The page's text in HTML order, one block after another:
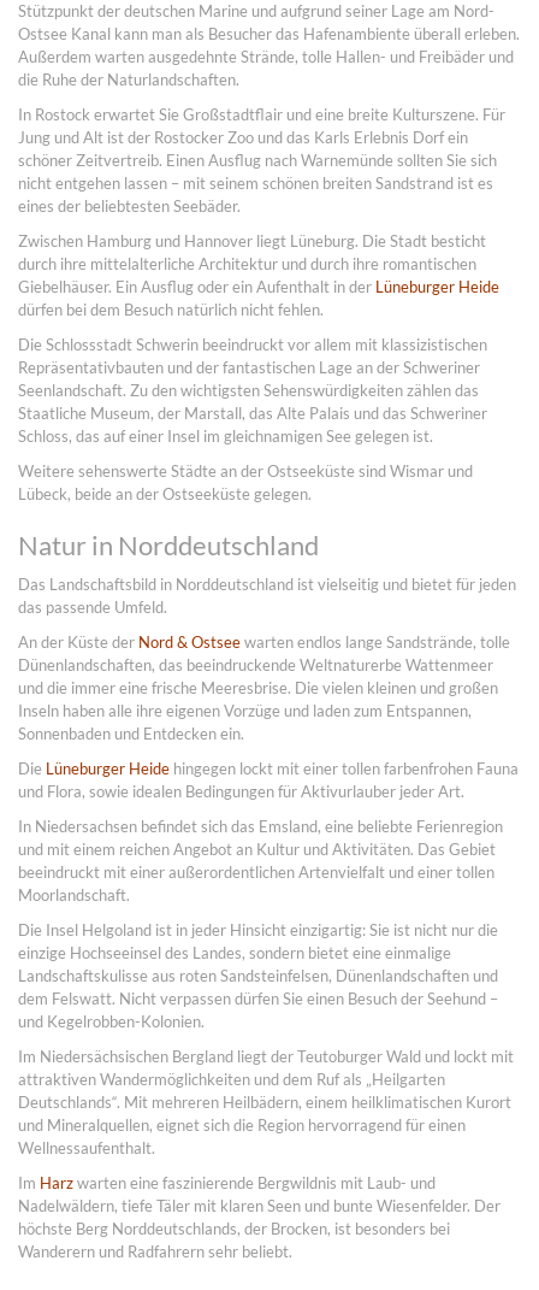
Stützpunkt der deutschen Marine und aufgrund seiner Lage am Nord-
Ostsee Kanal kann man als Besucher das Hafenambiente überall erleben.
Außerdem warten ausgedehnte Strände, tolle Hallen- und Freibäder und
die Ruhe der Naturlandschaften.
In Rostock erwartet Sie Großstadtflair und eine breite Kulturszene. Für
Jung und Alt ist der Rostocker Zoo und das Karls Erlebnis Dorf ein
schöner Zeitvertreib. Einen Ausflug nach Warnemünde sollten Sie sich
nicht entgehen lassen – mit seinem schönen breiten Sandstrand ist es
eines der beliebtesten Seebäder.
Zwischen Hamburg und Hannover liegt Lüneburg. Die Stadt besticht
durch ihre mittelalterliche Architektur und durch ihre romantischen
Giebelhäuser. Ein Ausflug oder ein Aufenthalt in der Lüneburger Heide
dürfen bei dem Besuch natürlich nicht fehlen.
Die Schlossstadt Schwerin beeindruckt vor allem mit klassizistischen
Repräsentativbauten und der fantastischen Lage an der Schweriner
Seenlandschaft. Zu den wichtigsten Sehenswürdigkeiten zählen das
Staatliche Museum, der Marstall, das Alte Palais und das Schweriner
Schloss, das auf einer Insel im gleichnamigen See gelegen ist.
Weitere sehenswerte Städte an der Ostseeküste sind Wismar und
Lübeck, beide an der Ostseeküste gelegen.
Natur in Norddeutschland
Das Landschaftsbild in Norddeutschland ist vielseitig und bietet für jeden
das passende Umfeld.
An der Küste der Nord & Ostseewarten endlos lange Sandstrände, tolle
Dünenlandschaften, das beeindruckende Weltnaturerbe Wattenmeer
und die immer eine frische Meeresbrise. Die vielen kleinen und großen
Inseln haben alle ihre eigenen Vorzüge und laden zum Entspannen,
Sonnenbaden und Entdecken ein.
Die Lüneburger Heide hingegen lockt mit einer tollen farbenfrohen Fauna
und Flora, sowie idealen Bedingungen für Aktivurlauber jeder Art.
In Niedersachsen befindet sich das Emsland, eine beliebte Ferienregion
und mit einem reichen Angebot an Kultur und Aktivitäten. Das Gebiet
beeindruckt mit einer außerordentlichen Artenvielfalt und einer tollen
Moorlandschaft.
Die Insel Helgoland ist in jeder Hinsicht einzigartig: Sie ist nicht nur die
einzige Hochseeinsel des Landes, sondern bietet eine einmalige
Landschaftskulisse aus roten Sandsteinfelsen, Dünenlandschaften und
dem Felswatt. Nicht verpassen dürfen Sie einen Besuch der Seehund –
und Kegelrobben-Kolonien.
Im Niedersächsischen Bergland liegt der Teutoburger Wald und lockt mit
attraktiven Wandermöglichkeiten und dem Ruf als „Heilgarten
Deutschlands“. Mit mehreren Heilbädern, einem heilklimatischen Kurort
und Mineralquellen, eignet sich die Region hervorragend für einen
Wellnessaufenthalt.
Im Harzwarten eine faszinierende Bergwildnis mit Laub- und
Nadelwäldern, tiefe Täler mit klaren Seen und bunte Wiesenfelder. Der
höchste Berg Norddeutschlands, der Brocken, ist besonders bei
Wanderern und Radfahrern sehr beliebt.